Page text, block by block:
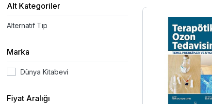
Alt Kategoriler
Alternatif Tıp
Marka
Dünya Kitabevi
Fiyat Aralığı